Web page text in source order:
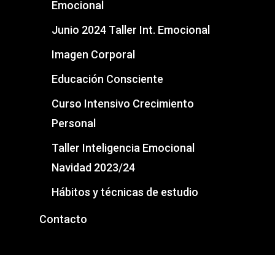
Emocional
Junio 2024 Taller Int. Emocional
Imagen Corporal
Educación Consciente
Curso Intensivo Crecimiento
Personal
Taller Inteligencia Emocional
Navidad 2023/24
Hábitos y técnicas de estudio
Contacto